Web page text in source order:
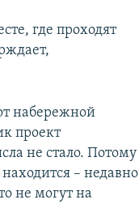
где проходят
набережной
проект
не стало. Потому
– недавно
не могут на